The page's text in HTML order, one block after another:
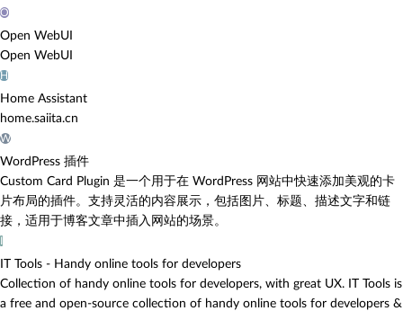
O
Open WebUI
Open WebUI
H
Home Assistant
home.saiita.cn
W
WordPress 插件
Custom Card Plugin 是一个用于在 WordPress 网站中快速添加美观的卡
片布局的插件。支持灵活的内容展示，包括图片、标题、描述文字和链
接，适用于博客文章中插入网站的场景。
I
IT Tools - Handy online tools for developers
Collection of handy online tools for developers, with great UX. IT Tools is
a free and open-source collection of handy online tools for developers &